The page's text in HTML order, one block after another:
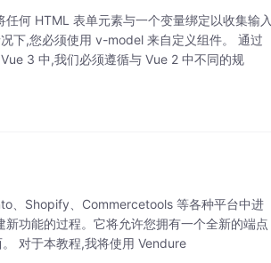
何 HTML 表单元素与一个变量绑定以收集输入
下,您必须使用 v-model 来自定义组件。 通过
3 中,我们必须遵循与 Vue 2 中不同的规
、Shopify、Commercetools 等各种平台中进
功能的过程。它将允许您拥有一个全新的端点
对于本教程,我将使用 Vendure